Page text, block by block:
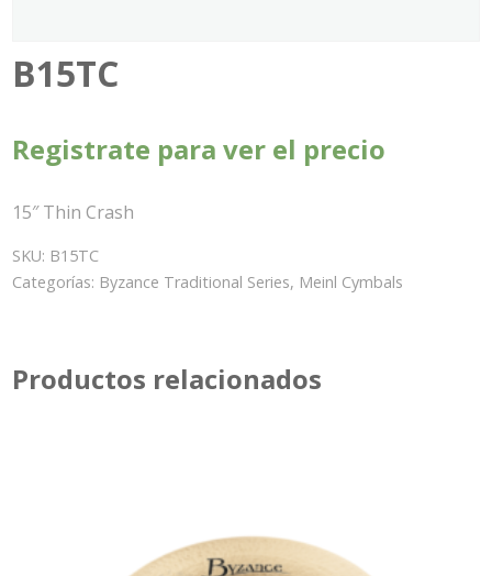
B15TC
Registrate para ver el precio
15″ Thin Crash
SKU: B15TC
Categorías: Byzance Traditional Series, Meinl Cymbals
Productos relacionados